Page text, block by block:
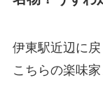
伊東駅近辺に戻
こちらの楽味